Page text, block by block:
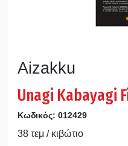
Aizakku
Unagi Kabayagi
Κωδικός: 012429
38 τεμ / κιβώτιο